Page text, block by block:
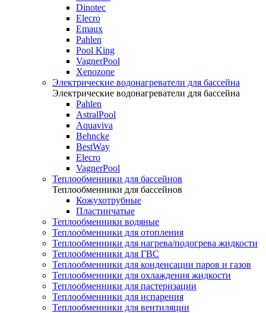
Dinotec
Elecro
Emaux
Pahlen
Pool King
VagnerPool
Xenozone
Электрические водонагреватели для бассейна
Электрические водонагреватели для бассейна
Pahlen
AstralPool
Aquaviva
Behncke
BestWay
Elecro
VagnerPool
Теплообменники для бассейнов
Теплообменники для бассейнов
Кожухотрубные
Пластинчатые
Теплообменники водяные
Теплообменники для отопления
Теплообменники для нагрева/подогрева жидкости
Теплообменники для ГВС
Теплообменники для конденсации паров и газов
Теплообменники для охлаждения жидкости
Теплообменники для пастеризации
Теплообменники для испарения
Теплообменники для вентиляции